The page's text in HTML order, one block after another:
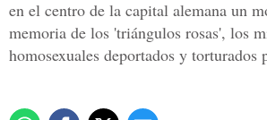
en el centro de la capital alemana un
memoria de los 'triángulos rosas', los
homosexuales deportados y torturados